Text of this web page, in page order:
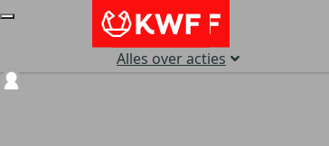
Alles over acties